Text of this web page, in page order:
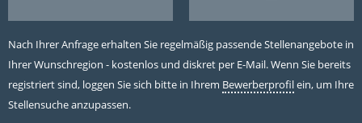
Nach Ihrer Anfrage erhalten Sie regelmäßig passende Stellenangebote in
Ihrer Wunschregion - kostenlos und diskret per E-Mail. Wenn Sie bereits
registriert sind, loggen Sie sich bitte in Ihrem Bewerberprofilein, um Ihre
Stellensuche anzupassen.